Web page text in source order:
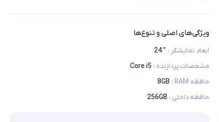
ویژگی‌های اصلی و تنوع‌ها
ابعاد نمایشگر :
" 24
مشخصات پردازنده :
Core i5
حافظه RAM
:
8GB
حافظه داخلی :
256GB